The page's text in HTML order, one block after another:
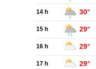
14 h 30°
15 h 29°
16 h 29°
17 h 29°